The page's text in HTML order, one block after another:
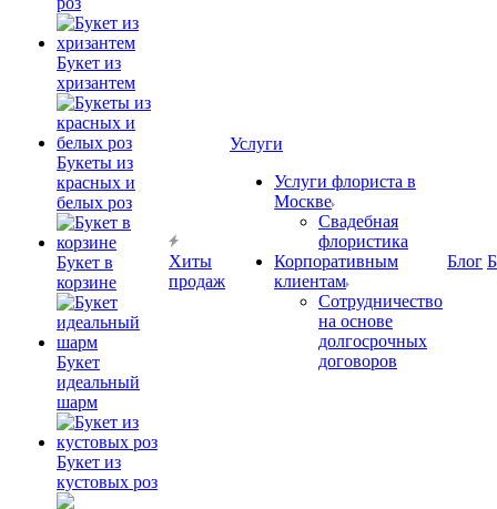
Букет из
хризантем
Букеты из
красных и
белых роз
Букет в
корзине
Букет
идеальный
шарм
Букет из
кустовых роз
Хиты
продаж
Услуги
Услуги флориста в
Москве
Свадебная
флористика
Корпоративным
клиентам
Сотрудничество
на основе
долгосрочных
договоров
Блог